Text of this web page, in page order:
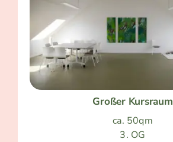
Großer Kursraum
ca. 50qm
3. OG